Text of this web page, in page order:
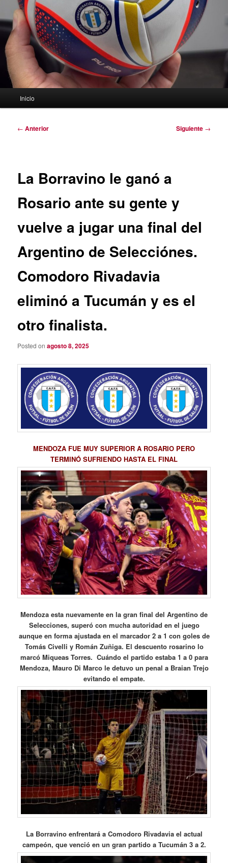
Inicio
Navegación
← Anterior Siguiente →
La Borravino le ganó a
Rosario ante su gente y
vuelve a jugar una final del
Argentino de Selecciónes.
Comodoro Rivadavia
eliminó a Tucumán y es el
otro finalista.
Posted onagosto 8, 2025
MENDOZA FUE MUY SUPERIOR A ROSARIO PERO
TERMINÓ SUFRIENDO HASTA EL FINAL
Mendoza esta nuevamente en la gran final del Argentino de
Selecciones, superó con mucha autoridad en el juego
aunque en forma ajustada en el marcador 2 a 1 con goles de
Tomás Civelli y Román Zuñiga. El descuento rosarino lo
marcó Miqueas Torres. Cuándo el partido estaba 1 a 0 para
Mendoza, Mauro Di Marco le detuvo un penal a Braian Trejo
evitando el empate.
La Borravino enfrentará a Comodoro Rivadavia el actual
campeón, que venció en un gran partido a Tucumán 3 a 2.